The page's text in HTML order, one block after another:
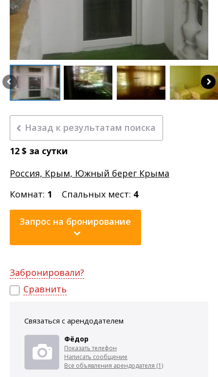
Назад к результатам поиска
12 $ за сутки
Россия, Крым, Южный берег Крыма
Комнат: 1 Спальных мест: 4
Запрос на бронирование
Забронировали?
Сравнить
Связаться с арендодателем
Фёдор
Показать телефон
Написать сообщение
Все объявления арендодателя (1)